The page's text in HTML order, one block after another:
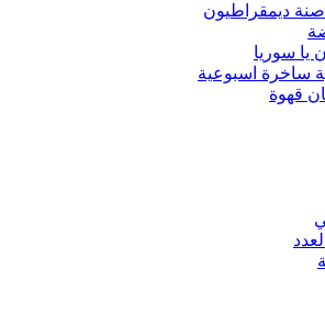
ديمقراطيون
يا سوريا
ساخرة اسبوعية
قهوة